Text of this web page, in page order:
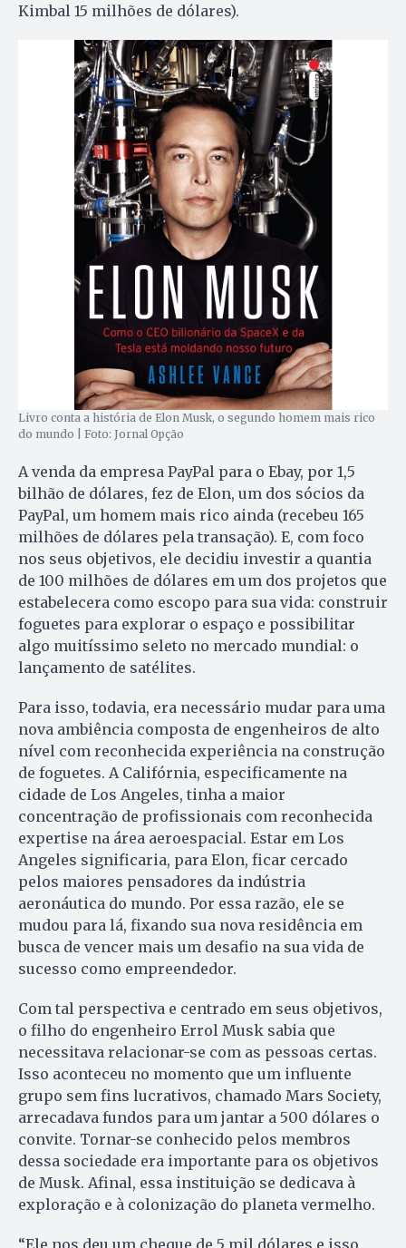
Kimbal 15 milhões de dólares).
Livro conta a história de Elon Musk, o segundo homem mais rico
do mundo | Foto: Jornal Opção
A venda da empresa PayPal para o Ebay, por 1,5
bilhão de dólares, fez de Elon, um dos sócios da
PayPal, um homem mais rico ainda (recebeu 165
milhões de dólares pela transação). E, com foco
nos seus objetivos, ele decidiu investir a quantia
de 100 milhões de dólares em um dos projetos que
estabelecera como escopo para sua vida: construir
foguetes para explorar o espaço e possibilitar
algo muitíssimo seleto no mercado mundial: o
lançamento de satélites.
Para isso, todavia, era necessário mudar para uma
nova ambiência composta de engenheiros de alto
nível com reconhecida experiência na construção
de foguetes. A Califórnia, especificamente na
cidade de Los Angeles, tinha a maior
concentração de profissionais com reconhecida
expertise na área aeroespacial. Estar em Los
Angeles significaria, para Elon, ficar cercado
pelos maiores pensadores da indústria
aeronáutica do mundo. Por essa razão, ele se
mudou para lá, fixando sua nova residência em
busca de vencer mais um desafio na sua vida de
sucesso como empreendedor.
Com tal perspectiva e centrado em seus objetivos,
o filho do engenheiro Errol Musk sabia que
necessitava relacionar-se com as pessoas certas.
Isso aconteceu no momento que um influente
grupo sem fins lucrativos, chamado Mars Society,
arrecadava fundos para um jantar a 500 dólares o
convite. Tornar-se conhecido pelos membros
dessa sociedade era importante para os objetivos
de Musk. Afinal, essa instituição se dedicava à
exploração e à colonização do planeta vermelho.
“Ele nos deu um cheque de 5 mil dólares e isso